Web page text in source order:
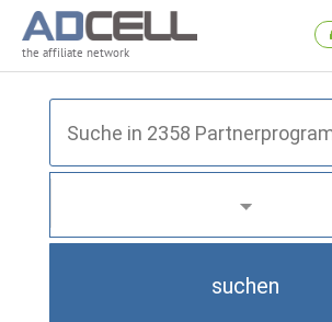
the affiliate network
suchen